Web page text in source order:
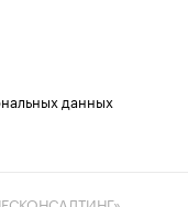
данных